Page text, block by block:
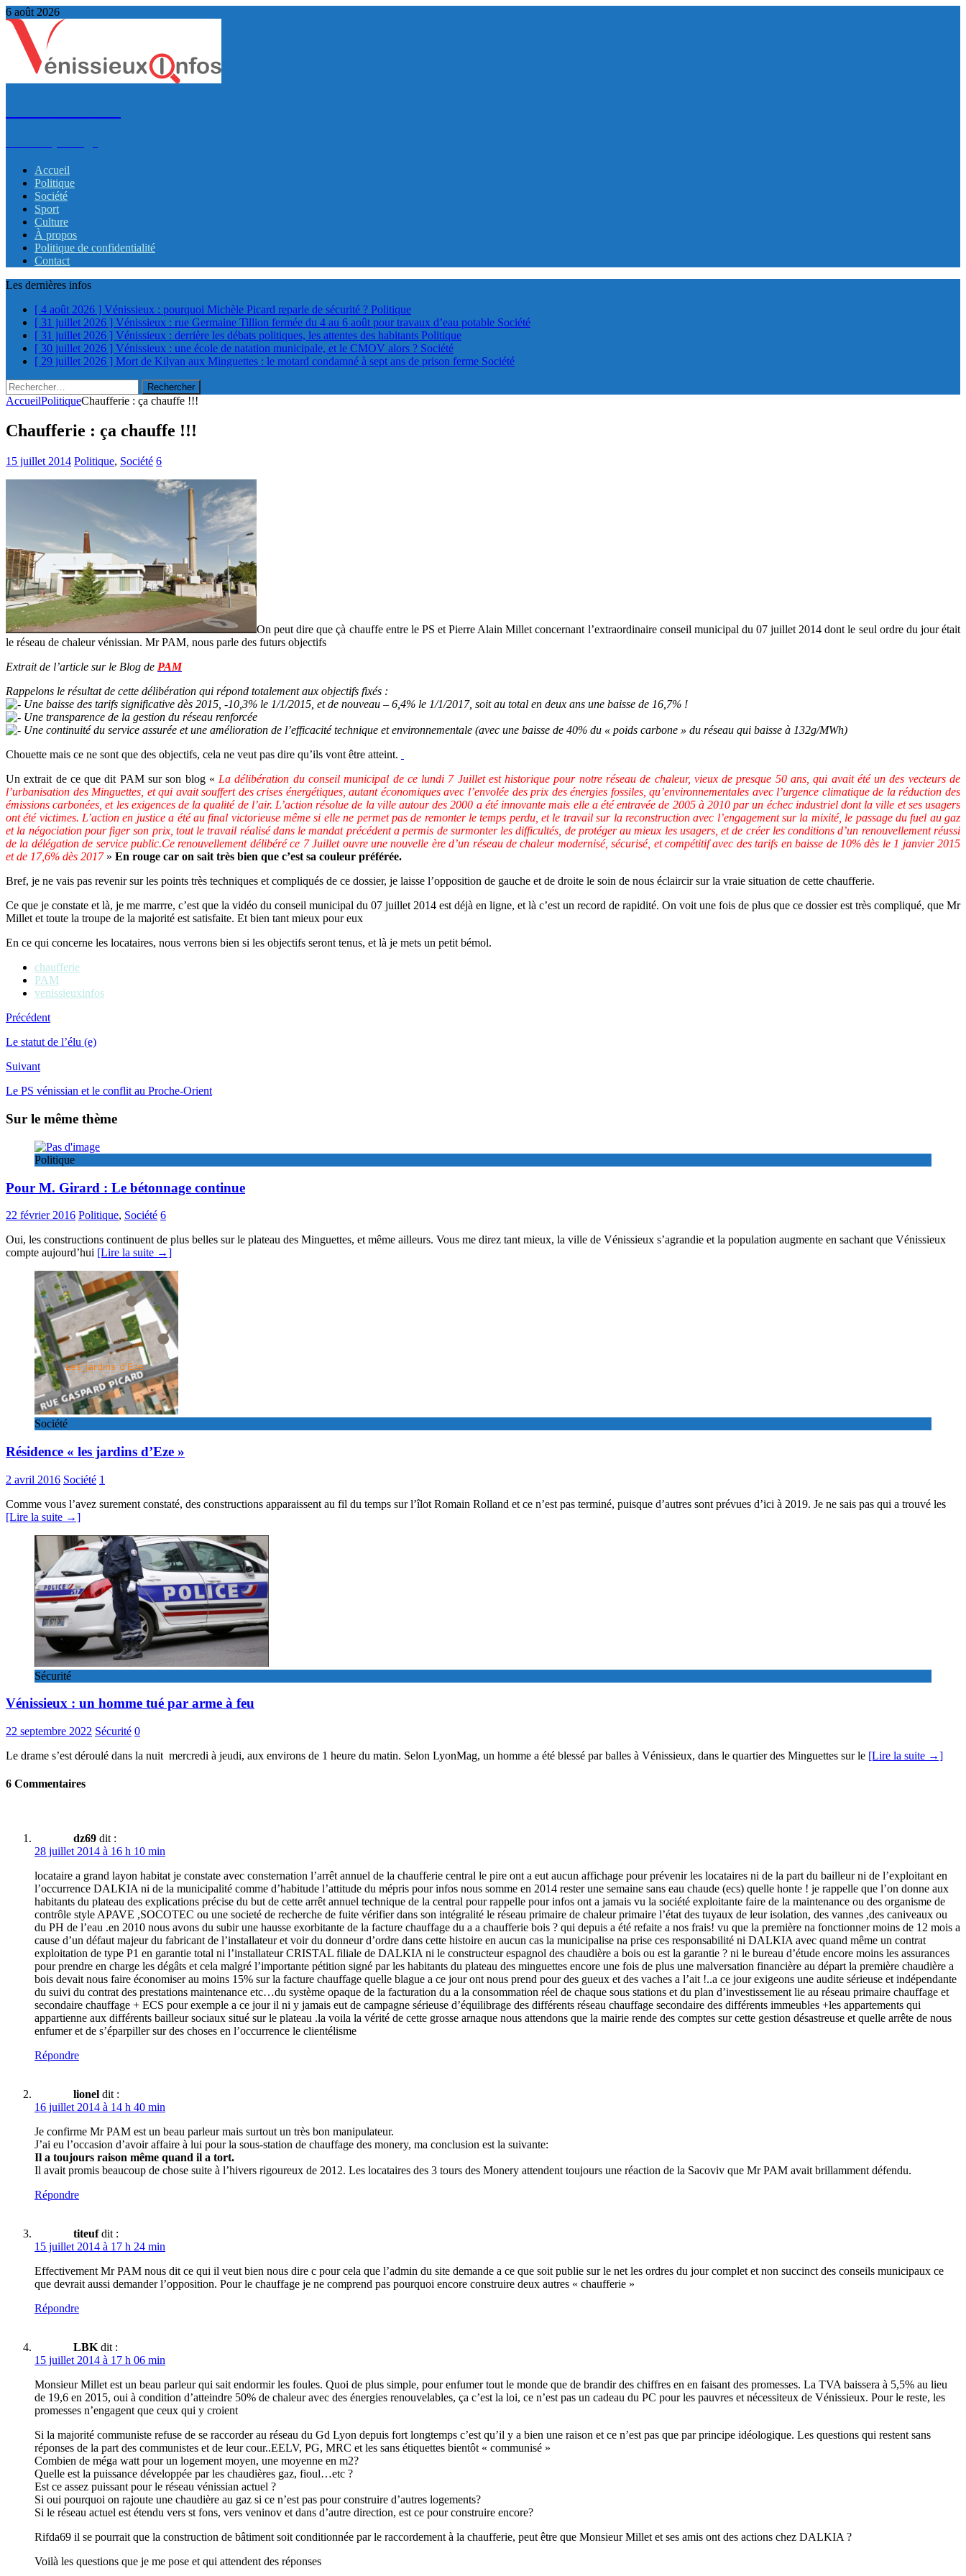
6 août 2026
Accueil
Politique
Société
Sport
Culture
À propos
Politique de confidentialité
Contact
Les dernières infos
[ 4 août 2026 ] Vénissieux : pourquoi Michèle Picard reparle de sécurité ? Politique
[ 31 juillet 2026 ] Vénissieux : rue Germaine Tillion fermée du 4 au 6 août pour travaux d’eau potable Société
[ 31 juillet 2026 ] Vénissieux : derrière les débats politiques, les attentes des habitants Politique
[ 30 juillet 2026 ] Vénissieux : une école de natation municipale, et le CMOV alors ? Société
[ 29 juillet 2026 ] Mort de Kilyan aux Minguettes : le motard condamné à sept ans de prison ferme Société
Rechercher :
AccueilPolitiqueChaufferie : ça chauffe !!!
Chaufferie : ça chauffe !!!
15 juillet 2014 Politique, Société 6
On peut dire que çà chauffe entre le PS et Pierre Alain Millet concernant l’extraordinaire conseil municipal du 07 juillet 2014 dont le seul ordre du jour était
le réseau de chaleur vénissian. Mr PAM, nous parle des futurs objectifs
Extrait de l’article sur le Blog de PAM
Rappelons le résultat de cette délibération qui répond totalement aux objectifs fixés :
Une baisse des tarifs significative dès 2015, -10,3% le 1/1/2015, et de nouveau – 6,4% le 1/1/2017, soit au total en deux ans une baisse de 16,7% !
Une transparence de la gestion du réseau renforcée
Une continuité du service assurée et une amélioration de l’efficacité technique et environnementale (avec une baisse de 40% du « poids carbone » du réseau qui baisse à 132g/MWh)
Chouette mais ce ne sont que des objectifs, cela ne veut pas dire qu’ils vont être atteint.
Un extrait de ce que dit PAM sur son blog « La délibération du conseil municipal de ce lundi 7 Juillet est historique pour notre réseau de chaleur, vieux de presque 50 ans, qui avait été un des vecteurs de
l’urbanisation des Minguettes, et qui avait souffert des crises énergétiques, autant économiques avec l’envolée des prix des énergies fossiles, qu’environnementales avec l’urgence climatique de la réduction des
émissions carbonées, et les exigences de la qualité de l’air. L’action résolue de la ville autour des 2000 a été innovante mais elle a été entravée de 2005 à 2010 par un échec industriel dont la ville et ses usagers
ont été victimes. L’action en justice a été au final victorieuse même si elle ne permet pas de remonter le temps perdu, et le travail sur la reconstruction avec l’engagement sur la mixité, le passage du fuel au gaz
et la négociation pour figer son prix, tout le travail réalisé dans le mandat précédent a permis de surmonter les difficultés, de protéger au mieux les usagers, et de créer les conditions d’un renouvellement réussi
de la délégation de service public.Ce renouvellement délibéré ce 7 Juillet ouvre une nouvelle ère d’un réseau de chaleur modernisé, sécurisé, et compétitif avec des tarifs en baisse de 10% dès le 1 janvier 2015
et de 17,6% dès 2017» En rouge car on sait très bien que c’est sa couleur préférée.
Bref, je ne vais pas revenir sur les points très techniques et compliqués de ce dossier, je laisse l’opposition de gauche et de droite le soin de nous éclaircir sur la vraie situation de cette chaufferie.
Ce que je constate et là, je me marrre, c’est que la vidéo du conseil municipal du 07 juillet 2014 est déjà en ligne, et là c’est un record de rapidité. On voit une fois de plus que ce dossier est très compliqué, que Mr
Millet et toute la troupe de la majorité est satisfaite. Et bien tant mieux pour eux
En ce qui concerne les locataires, nous verrons bien si les objectifs seront tenus, et là je mets un petit bémol.
chaufferie
PAM
venissieuxinfos
Précédent
Le statut de l’élu (e)
Suivant
Le PS vénissian et le conflit au Proche-Orient
Sur le même thème
Politique
Pour M. Girard : Le bétonnage continue
22 février 2016 Politique, Société 6
Oui, les constructions continuent de plus belles sur le plateau des Minguettes, et même ailleurs. Vous me direz tant mieux, la ville de Vénissieux s’agrandie et la population augmente en sachant que Vénissieux
compte aujourd’hui [Lire la suite →]
Société
Résidence « les jardins d’Eze »
2 avril 2016 Société 1
Comme vous l’avez surement constaté, des constructions apparaissent au fil du temps sur l’îlot Romain Rolland et ce n’est pas terminé, puisque d’autres sont prévues d’ici à 2019. Je ne sais pas qui a trouvé les
[Lire la suite →]
Sécurité
Vénissieux : un homme tué par arme à feu
22 septembre 2022 Sécurité 0
Le drame s’est déroulé dans la nuit mercredi à jeudi, aux environs de 1 heure du matin. Selon LyonMag, un homme a été blessé par balles à Vénissieux, dans le quartier des Minguettes sur le [Lire la suite →]
6 Commentaires
dz69 dit :
28 juillet 2014 à 16 h 10 min
locataire a grand layon habitat je constate avec consternation l’arrêt annuel de la chaufferie central le pire ont a eut aucun affichage pour prévenir les locataires ni de la part du bailleur ni de l’exploitant en
l’occurrence DALKIA ni de la municipalité comme d’habitude l’attitude du mépris pour infos nous somme en 2014 rester une semaine sans eau chaude (ecs) quelle honte ! je rappelle que l’on donne aux
habitants du plateau des explications précise du but de cette arrêt annuel technique de la central pour rappelle pour infos ont a jamais vu la société exploitante faire de la maintenance ou des organisme de
contrôle style APAVE ,SOCOTEC ou une societé de recherche de fuite vérifier dans son intégralité le réseau primaire de chaleur primaire l’état des tuyaux de leur isolation, des vannes ,des caniveaux ou
du PH de l’eau .en 2010 nous avons du subir une hausse exorbitante de la facture chauffage du a a chaufferie bois ? qui depuis a été refaite a nos frais! vu que la première na fonctionner moins de 12 mois a
cause d’un défaut majeur du fabricant de l’installateur et voir du donneur d’ordre dans cette histoire en aucun cas la municipalise na prise ces responsabilité ni DALKIA avec quand même un contrat
exploitation de type P1 en garantie total ni l’installateur CRISTAL filiale de DALKIA ni le constructeur espagnol des chaudière a bois ou est la garantie ? ni le bureau d’étude encore moins les assurances
pour prendre en charge les dégâts et cela malgré l’importante pétition signé par les habitants du plateau des minguettes encore une fois de plus une malversation financière au départ la première chaudière a
bois devait nous faire économiser au moins 15% sur la facture chauffage quelle blague a ce jour ont nous prend pour des gueux et des vaches a l’ait !..a ce jour exigeons une audite sérieuse et indépendante
du suivi du contrat des prestations maintenance etc…du système opaque de la facturation du a la consommation réel de chaque sous stations et du plan d’investissement lie au réseau primaire chauffage et
secondaire chauffage + ECS pour exemple a ce jour il ni y jamais eut de campagne sérieuse d’équilibrage des différents réseau chauffage secondaire des différents immeubles +les appartements qui
appartienne aux différents bailleur sociaux situé sur le plateau .la voila la vérité de cette grosse arnaque nous attendons que la mairie rende des comptes sur cette gestion désastreuse et quelle arrête de nous
enfumer et de s’éparpiller sur des choses en l’occurrence le clientélisme
Répondre
lionel dit :
16 juillet 2014 à 14 h 40 min
Je confirme Mr PAM est un beau parleur mais surtout un très bon manipulateur.
J’ai eu l’occasion d’avoir affaire à lui pour la sous-station de chauffage des monery, ma conclusion est la suivante:
Il a toujours raison même quand il a tort.
Il avait promis beaucoup de chose suite à l’hivers rigoureux de 2012. Les locataires des 3 tours des Monery attendent toujours une réaction de la Sacoviv que Mr PAM avait brillamment défendu.
Répondre
titeuf dit :
15 juillet 2014 à 17 h 24 min
Effectivement Mr PAM nous dit ce qui il veut bien nous dire c pour cela que l’admin du site demande a ce que soit publie sur le net les ordres du jour complet et non succinct des conseils municipaux ce
que devrait aussi demander l’opposition. Pour le chauffage je ne comprend pas pourquoi encore construire deux autres « chaufferie »
Répondre
LBK dit :
15 juillet 2014 à 17 h 06 min
Monsieur Millet est un beau parleur qui sait endormir les foules. Quoi de plus simple, pour enfumer tout le monde que de brandir des chiffres en en faisant des promesses. La TVA baissera à 5,5% au lieu
de 19,6 en 2015, oui à condition d’atteindre 50% de chaleur avec des énergies renouvelables, ça c’est la loi, ce n’est pas un cadeau du PC pour les pauvres et nécessiteux de Vénissieux. Pour le reste, les
promesses n’engagent que ceux qui y croient
Si la majorité communiste refuse de se raccorder au réseau du Gd Lyon depuis fort longtemps c’est qu’il y a bien une raison et ce n’est pas que par principe idéologique. Les questions qui restent sans
réponses de la part des communistes et de leur cour..EELV, PG, MRC et les sans étiquettes bientôt « communisé »
Combien de méga watt pour un logement moyen, une moyenne en m2?
Quelle est la puissance développée par les chaudières gaz, fioul…etc ?
Est ce assez puissant pour le réseau vénissian actuel ?
Si oui pourquoi on rajoute une chaudière au gaz si ce n’est pas pour construire d’autres logements?
Si le réseau actuel est étendu vers st fons, vers veninov et dans d’autre direction, est ce pour construire encore?
Rifda69 il se pourrait que la construction de bâtiment soit conditionnée par le raccordement à la chaufferie, peut être que Monsieur Millet et ses amis ont des actions chez DALKIA ?
Voilà les questions que je me pose et qui attendent des réponses